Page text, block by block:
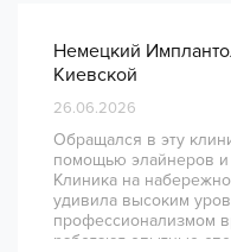
Немецкий
Киевской
26.06.2026
Обращался в эту
помощью элайнеров и
Клиника на
удивила высоким
профессионализмом
работают опытные